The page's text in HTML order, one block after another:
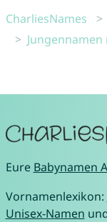
CharliesNames
Jungennamen
Eure Babynamen
Vornamenlexikon:
Unisex-Namen